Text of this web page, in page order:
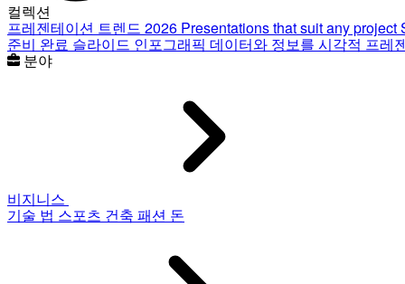
컬렉션
프레젠테이션 트렌드 2026 Presentations that suit any project
준비 완료 슬라이드 인포그래픽 데이터와 정보를 시각적 프레
분야
비지니스
기술 법 스포츠 건축 패션 돈